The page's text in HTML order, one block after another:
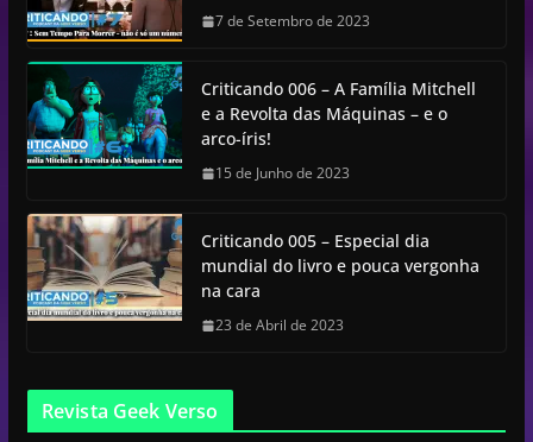
7 de Setembro de 2023
Criticando 006 – A Família Mitchell
e a Revolta das Máquinas – e o
arco-íris!
15 de Junho de 2023
Criticando 005 – Especial dia
mundial do livro e pouca vergonha
na cara
23 de Abril de 2023
Revista Geek Verso